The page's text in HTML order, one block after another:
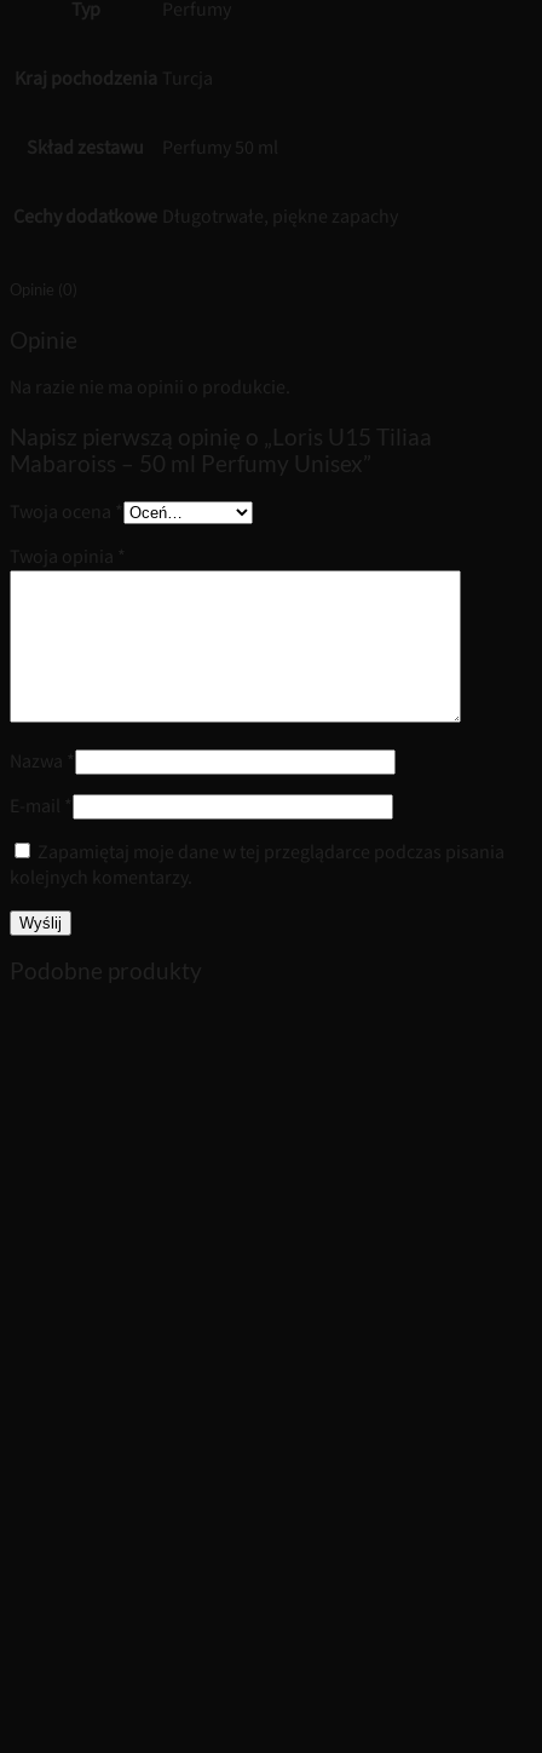
Typ Perfumy
Kraj pochodzenia Turcja
Skład zestawu Perfumy 50 ml
Cechy dodatkowe Długotrwałe, piękne zapachy
Opinie (0)
Opinie
Na razie nie ma opinii o produkcie.
Napisz pierwszą opinię o „Loris U15 Tiliaa
Mabaroiss – 50 ml Perfumy Unisex”
Twoja ocena
Twoja opinia
Nazwa
E-mail
Zapamiętaj moje dane w tej przeglądarce podczas pisania
kolejnych komentarzy.
Podobne produkty